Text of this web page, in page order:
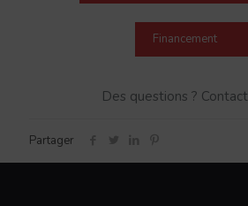
Financement
Des questions ?
Partager